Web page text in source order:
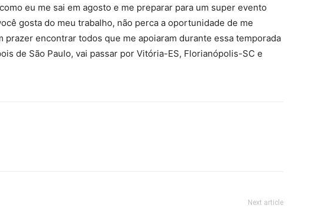
eu me sai em agosto e me preparar para um super evento
gosta do meu trabalho, não perca a oportunidade de me
prazer encontrar todos que me apoiaram durante essa temporada
de São Paulo, vai passar por Vitória-ES, Florianópolis-SC e
Next article